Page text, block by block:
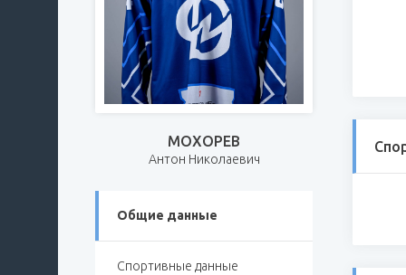
МОХОРЕВ
Антон Николаевич
Общие данные
Спортивные данные